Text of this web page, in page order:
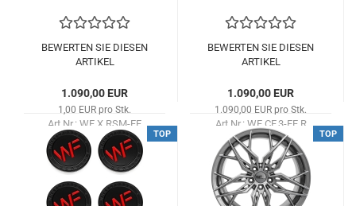
BEWERTEN SIE DIESEN
ARTIKEL
1.090,00 EUR
1,00 EUR pro Stk.
Art.Nr.: WF X.RSM-FF
Lieferzeit:
ca. 3-4 Tage
BEWERTEN SIE DIESEN
ARTIKEL
1.090,00 EUR
1.090,00 EUR pro Stk.
Art.Nr.: WF CF.3-FF R
Lieferzeit:ca. 3-4 Tage
TOP TOP